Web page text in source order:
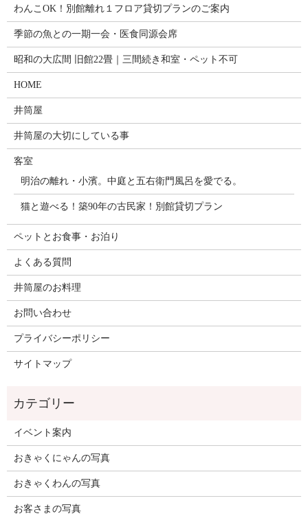
わんこOK！別館離れ１フロア貸切プランのご案内
季節の魚との一期一会・医食同源会席
昭和の大広間 旧館22畳｜三間続き和室・ペット不可
HOME
井筒屋
井筒屋の大切にしている事
客室
明治の離れ・小濱。中庭と五右衛門風呂を愛でる。
猫と遊べる！築90年の古民家！別館貸切プラン
ペットとお食事・お泊り
よくある質問
井筒屋のお料理
お問い合わせ
プライバシーポリシー
サイトマップ
イベント案内
おきゃくにゃんの写真
おきゃくわんの写真
お客さまの写真